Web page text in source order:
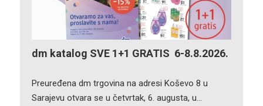
dm katalog SVE 1+1 GRATIS 6-8.8.2026.
Preuređena dm trgovina na adresi Koševo 8 u
Sarajevu otvara se u četvrtak, 6. augusta, u…